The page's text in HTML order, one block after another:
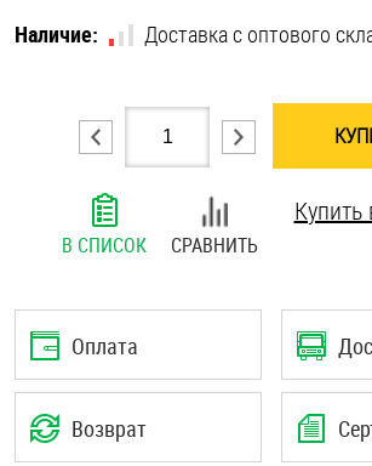
Шпильки
Штифты и пальцы
Наличие:
Доставка с оптового
В СПИСОК СРАВНИТЬ
Купить
Оплата
Возврат